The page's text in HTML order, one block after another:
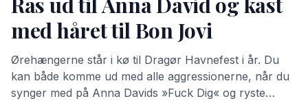
med håret til Bon Jovi
Ørehængerne står i kø til Dragør Havnefest i år. Du
kan både komme ud med alle aggressionerne, når du
synger med på Anna Davids »Fuck Dig« og ryste